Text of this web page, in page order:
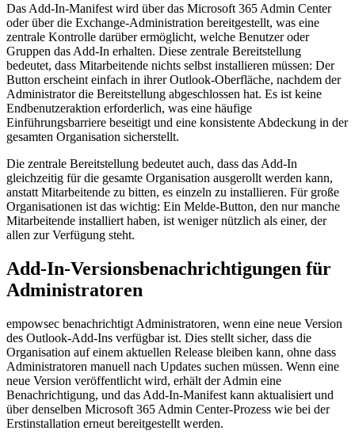
Das Add-In-Manifest wird über das Microsoft 365 Admin Center
oder über die Exchange-Administration bereitgestellt, was eine
zentrale Kontrolle darüber ermöglicht, welche Benutzer oder
Gruppen das Add-In erhalten. Diese zentrale Bereitstellung
bedeutet, dass Mitarbeitende nichts selbst installieren müssen: Der
Button erscheint einfach in ihrer Outlook-Oberfläche, nachdem der
Administrator die Bereitstellung abgeschlossen hat. Es ist keine
Endbenutzeraktion erforderlich, was eine häufige
Einführungsbarriere beseitigt und eine konsistente Abdeckung in der
gesamten Organisation sicherstellt.
Die zentrale Bereitstellung bedeutet auch, dass das Add-In
gleichzeitig für die gesamte Organisation ausgerollt werden kann,
anstatt Mitarbeitende zu bitten, es einzeln zu installieren. Für große
Organisationen ist das wichtig: Ein Melde-Button, den nur manche
Mitarbeitende installiert haben, ist weniger nützlich als einer, der
allen zur Verfügung steht.
Add-In-Versionsbenachrichtigungen für
Administratoren
empowsec benachrichtigt Administratoren, wenn eine neue Version
des Outlook-Add-Ins verfügbar ist. Dies stellt sicher, dass die
Organisation auf einem aktuellen Release bleiben kann, ohne dass
Administratoren manuell nach Updates suchen müssen. Wenn eine
neue Version veröffentlicht wird, erhält der Admin eine
Benachrichtigung, und das Add-In-Manifest kann aktualisiert und
über denselben Microsoft 365 Admin Center-Prozess wie bei der
Erstinstallation erneut bereitgestellt werden.